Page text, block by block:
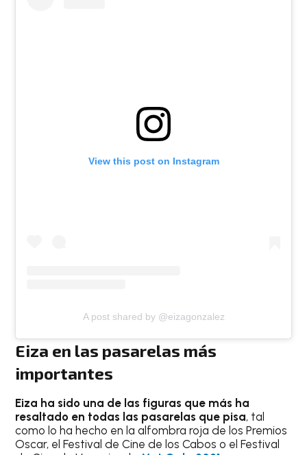
View this post on Instagram
A post shared by @eizagonzalez
Eiza en las pasarelas más
importantes
Eiza ha sido una de las figuras que más ha
resaltado en todas las pasarelas que pisa, tal
como lo ha hecho en la alfombra roja de los Premios
Oscar, el Festival de Cine de los Cabos o el Festival